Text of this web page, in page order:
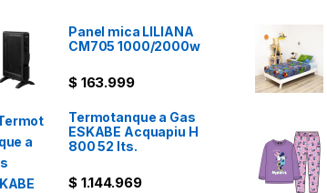
Panel mica LILIANA
CM705 1000/2000w
$163.999
Termotanque a Gas
ESKABE Acquapiu H
800 52 lts.
$1.144.969